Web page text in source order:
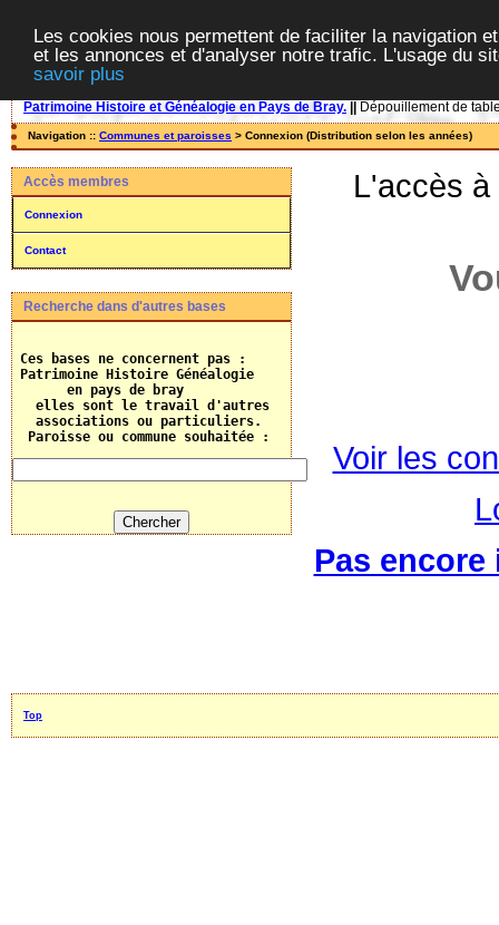
Les cookies nous permettent de faciliter la navigation
et les annonces et d'analyser notre trafic. L'usage du
savoir plus
Patrimoine Histoire et Généalogie en Pays de Bray. Dépouillement de
Navigation :: Communes et paroisses > Connexion (Distribution selon les années)
Accès membres
Connexion
Contact
Recherche dans d'autres bases
Ces bases ne concernent pas :
Patrimoine Histoire Généalogie
       en pays de bray
   elles sont le travail d'autres
   associations ou particuliers.
  Paroisse ou commune souhaitée :
L'accès
Voir les
Pas
Top